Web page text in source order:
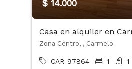
$ 14.000
Casa en alquiler en
Zona Centro, , Carmelo
CAR-97864 1 1